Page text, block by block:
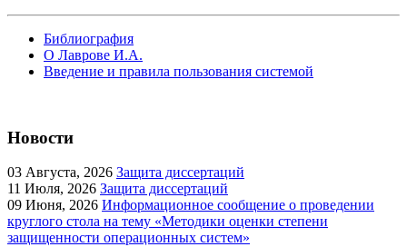
Библиография
О Лаврове И.А.
Введение и правила пользования системой
Новости
03 Августа, 2026 Защита диссертаций
11 Июля, 2026 Защита диссертаций
09 Июня, 2026 Информационное сообщение о проведении
круглого стола на тему «Методики оценки степени
защищенности операционных систем»